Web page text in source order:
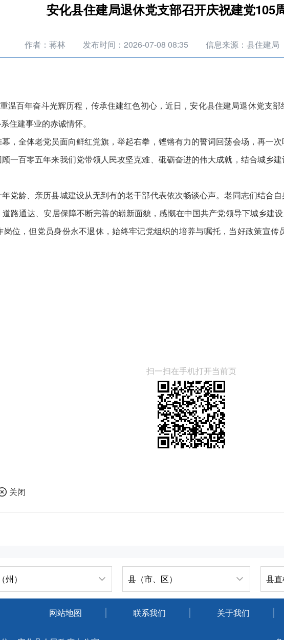
安化县住建局退休党支部召开庆祝建党105
作者：蒋林 发布时间：2026-07-08 08:35 信息来源：县住建局
百年奋斗光辉历程，传承住建红色初心，近日，安化县住建局退休党支
住建事业的赤诚情怀。
全体老党员面向鲜红党旗，举起右拳，铿锵有力的誓词回荡会场，再一
一百零五年来我们党带领人民攻坚克难、砥砺奋进的伟大成就，结合城乡
龄、亲历县城建设从无到有的老干部代表依次畅谈心声。老同志们结合
路通达、安居保障不断完善的崭新面貌，感慨在中国共产党领导下城乡建
位，但党员身份永不退休，始终牢记党组织的培养与嘱托，当好政策宣
扫一扫在手机打开当前页
关闭
州） 县（市、区） 县
网站地图 联系我们 关于我们